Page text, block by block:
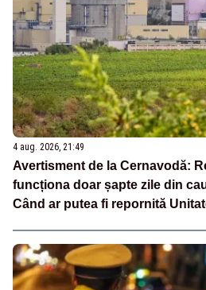
4 aug. 2026, 21:49
Avertisment de la Cernavodă:
funcționa doar șapte zile din
Când ar putea fi repornită